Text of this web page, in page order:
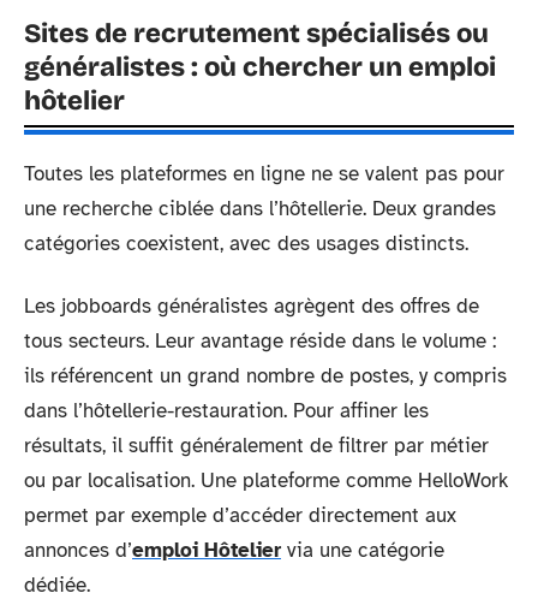
Sites de recrutement spécialisés ou
généralistes : où chercher un emploi
hôtelier
Toutes les plateformes en ligne ne se valent pas pour
une recherche ciblée dans l’hôtellerie. Deux grandes
catégories coexistent, avec des usages distincts.
Les jobboards généralistes agrègent des offres de
tous secteurs. Leur avantage réside dans le volume :
ils référencent un grand nombre de postes, y compris
dans l’hôtellerie-restauration. Pour affiner les
résultats, il suffit généralement de filtrer par métier
ou par localisation. Une plateforme comme HelloWork
permet par exemple d’accéder directement aux
annonces d’emploi Hôtelier via une catégorie
dédiée.